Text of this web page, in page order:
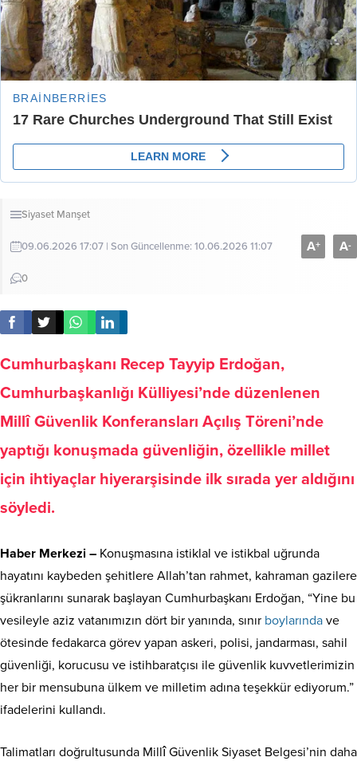
Siyaset Manşet
09.06.2026 17:07 | Son Güncellenme: 10.06.2026 11:07
0
A+ A-
Cumhurbaşkanı Recep Tayyip Erdoğan,
Cumhurbaşkanlığı Külliyesi’nde düzenlenen
Millî Güvenlik Konferansları Açılış Töreni’nde
yaptığı konuşmada güvenliğin, özellikle millet
için ihtiyaçlar hiyerarşisinde ilk sırada yer aldığını
söyledi.
Haber Merkezi – Konuşmasına istiklal ve istikbal uğrunda
hayatını kaybeden şehitlere Allah’tan rahmet, kahraman gazilere
şükranlarını sunarak başlayan Cumhurbaşkanı Erdoğan, “Yine bu
vesileyle aziz vatanımızın dört bir yanında, sınır boylarında ve
ötesinde fedakarca görev yapan askeri, polisi, jandarması, sahil
güvenliği, korucusu ve istihbaratçısı ile güvenlik kuvvetlerimizin
her bir mensubuna ülkem ve milletim adına teşekkür ediyorum.”
ifadelerini kullandı.
Talimatları doğrultusunda Millî Güvenlik Siyaset Belgesi’nin daha